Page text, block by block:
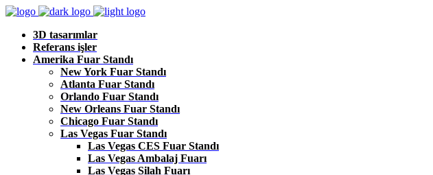
3D tasarımlar
Referans işler
Amerika Fuar Standı
New York Fuar Standı
Atlanta Fuar Standı
Orlando Fuar Standı
New Orleans Fuar Standı
Chicago Fuar Standı
Las Vegas Fuar Standı
Las Vegas CES Fuar Standı
Las Vegas Ambalaj Fuarı
Las Vegas Silah Fuarı